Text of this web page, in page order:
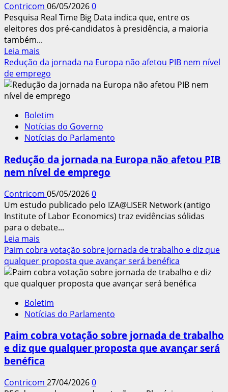
Contricom 06/05/20260
Pesquisa Real Time Big Data indica que, entre os
eleitores dos pré-candidatos à presidência, a maioria
também...
Leia mais
mais
sobre
71%
dos
apoiam
a
redução
escala
de
para
5×2
Redução da jornada na Europa não afetou PIB nem nível
de emprego
Boletim
Notícias do Governo
Notícias do Parlamento
Redução da jornada na Europa não afetou PIB
nem nível de emprego
Contricom 05/05/20260
Um estudo publicado pelo IZA@LISER Network (antigo
Institute of Labor Economics) traz evidências sólidas
para o debate...
Leia mais
mais
sobre
Redução
da
na
Europa
afetou
PIB
nem
de
Paim cobra votação sobre jornada de trabalho e diz que
qualquer proposta que avançar será benéfica
Boletim
Notícias do Parlamento
Paim cobra votação sobre jornada de trabalho
e diz que qualquer proposta que avançar será
benéfica
Contricom 27/04/20260